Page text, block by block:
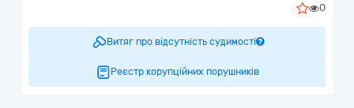
0
Витяг про відсутність судимості
Реєстр корупційних порушників